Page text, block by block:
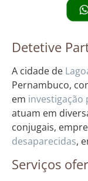
Detetive
A cidade de
Pernambuco,
em investigação
atuam em
conjugais,
desaparecidas,
Serviços